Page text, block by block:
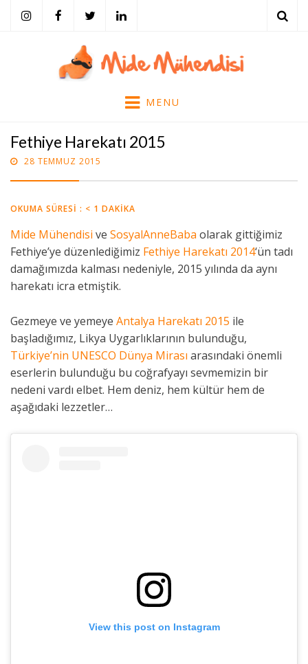
ARA
Mide Mühendisi
Tarihi, Tarifi, Eserleri, Bilimi ve Mekanları ile Yemek Kültürü…
MENU
Fethiye Harekatı 2015
BY MIDE MÜHENDISI
POSTED
28 TEMMUZ 2015
OKUMA SÜRESI : < 1 DAKIKA
Mide Mühendisi ve SosyalAnneBaba olarak gittiğimiz
Fethiye’ye düzenlediğimiz Fethiye Harekatı 2014‘ün tadı
damağımızda kalması nedeniyle, 2015 yılında da aynı
harekatı icra etmiştik.
Gezmeye ve yemeye Antalya Harekatı 2015 ile
başladığımız, Likya Uygarlıklarının bulunduğu,
Türkiye’nin UNESCO Dünya Mirası arasındaki önemli
eserlerin bulunduğu bu coğrafyayı sevmemizin bir
nedeni vardı elbet. Hem deniz, hem kültür hem de
aşağıdaki lezzetler…
View this post on Instagram